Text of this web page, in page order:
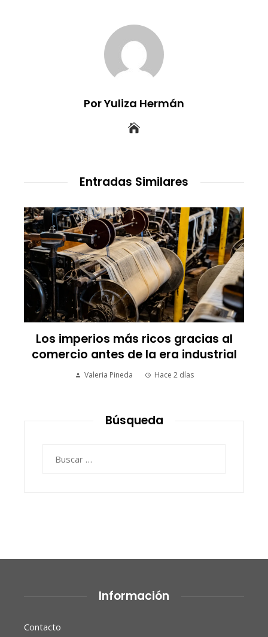
Por Yuliza Hermán
Entradas Similares
Las empresas que alcanzaron los
picos más altos en valor bursátil
histórico
Búsqueda
Información
Contacto